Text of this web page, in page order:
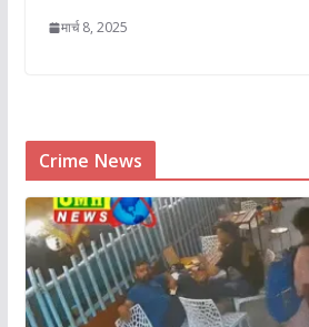
मार्च 8, 2025
Crime News